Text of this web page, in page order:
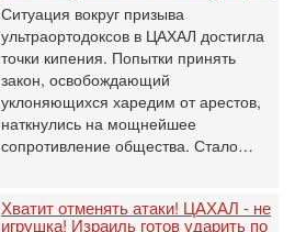
Ситуация вокруг призыва
ультраортодоксов в ЦАХАЛ достигла
точки кипения. Попытки принять
закон, освобождающий
уклоняющихся харедим от арестов,
наткнулись на мощнейшее
сопротивление общества. Стало…
Хватит отменять атаки! ЦАХАЛ - не
игрушка! Израиль готов ударить по